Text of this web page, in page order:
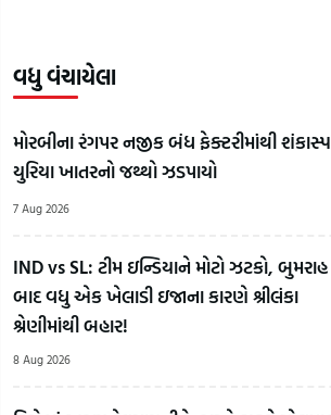
વધુ વંચાયેલા
મોરબીના રંગપર નજીક બંધ ફેક્ટરીમાંથી
યુરિયા ખાતરનો જથ્થો ઝડપાયો
7 Aug 2026
IND vs SL: ટીમ ઇન્ડિયાને મોટો ઝટકો, બુમરાહ
બાદ વધુ એક ખેલાડી ઇજાના કારણે શ્રીલંકા
શ્રેણીમાંથી બહાર!
8 Aug 2026
Gen-